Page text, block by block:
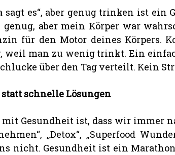
sagt es“, aber genug trinken ist ein
aber mein Körper war
für den Motor deines Körpers.
weil man zu wenig trinkt. Ein
über den Tag verteilt. Kein
schnelle Lösungen
mit Gesundheit ist, dass wir immer
„Detox“, „Superfood
nicht. Gesundheit ist ein